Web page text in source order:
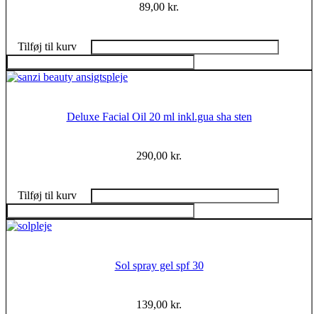
89,00 kr.
Tilføj til kurv
Deluxe Facial Oil 20 ml inkl.gua sha sten
290,00 kr.
Tilføj til kurv
Sol spray gel spf 30
139,00 kr.